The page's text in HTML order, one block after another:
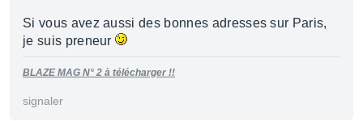
Si vous avez aussi des bonnes adresses sur Paris,
je suis preneur
BLAZE MAG N° 2 à télécharger !!
signaler